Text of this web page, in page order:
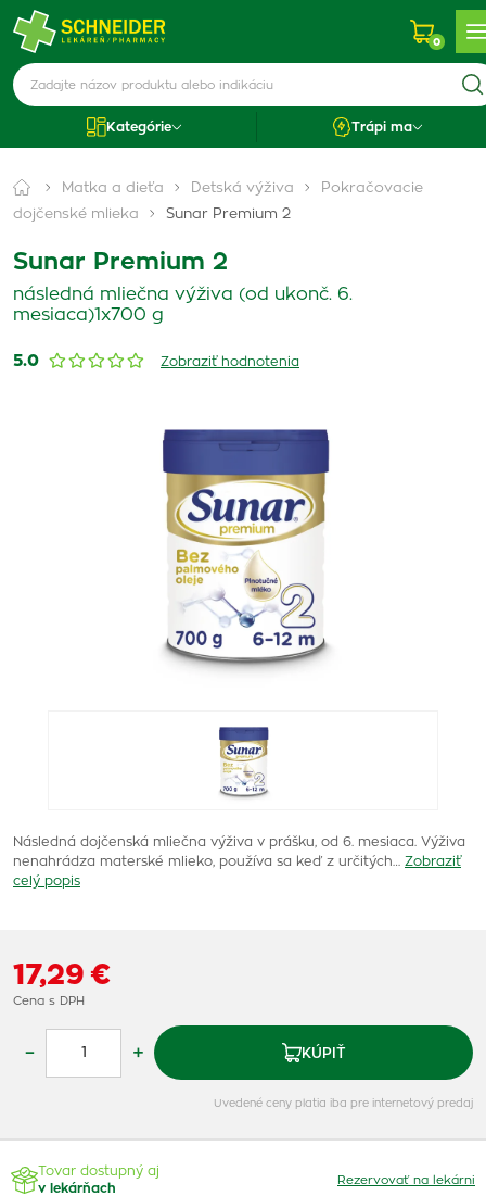
0
Kategórie Trápi ma
Matka a dieťa Detská výživa
Pokračovacie
dojčenské mlieka
Sunar Premium 2
Sunar Premium 2
následná mliečna výživa (od ukonč. 6.
mesiaca)1x700 g
5.0 Zobraziť hodnotenia
Následná dojčenská mliečna výživa v prášku, od 6. mesiaca. Výživa
nenahrádza materské mlieko, používa sa keď z určitých…
Zobraziť
celý popis
17,29 €
Cena s DPH
– + KÚPIŤ
Uvedené ceny platia iba pre internetový predaj
Tovar dostupný aj
v lekárňach
Rezervovať na lekárni